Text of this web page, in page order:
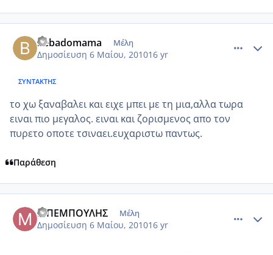
bebadomama Μέλη
Δημοσίευση 6 Μαίου, 201016 yr
ΣΥΝΤΆΚΤΗΣ
το χω ξαναβαλει και ειχε μπει με τη μια,αλλα τωρα
ειναι πιο μεγαλος. ειναι και ζορισμενος απο τον
πυρετο οποτε τσιναει.ευχαριστω παντως.
Παράθεση
ΜΠΕΜΠΟΥΛΗΣ Μέλη
Δημοσίευση 6 Μαίου, 201016 yr